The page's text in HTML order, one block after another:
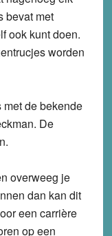
bevat met
ook kunt doen.
worden
de bekende
De
overweeg je
dan kan dit
een carrière
op een